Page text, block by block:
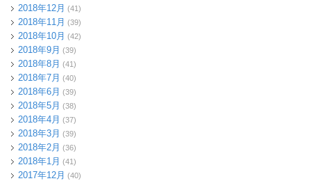
2018年12月 (41)
2018年11月 (39)
2018年10月 (42)
2018年9月 (39)
2018年8月 (41)
2018年7月 (40)
2018年6月 (39)
2018年5月 (38)
2018年4月 (37)
2018年3月 (39)
2018年2月 (36)
2018年1月 (41)
2017年12月 (40)